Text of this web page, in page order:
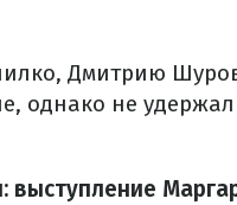
Дмитрию
однако не
выступление